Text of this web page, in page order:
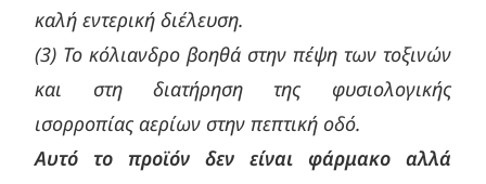
καλή εντερική διέλευση.
(3) Το κόλιανδρο βοηθά στην πέψη των τοξινών
και στη διατήρηση της φυσιολογικής
ισορροπίας αερίων στην πεπτική οδό.
Αυτό το προϊόν δεν είναι φάρμακο αλλά